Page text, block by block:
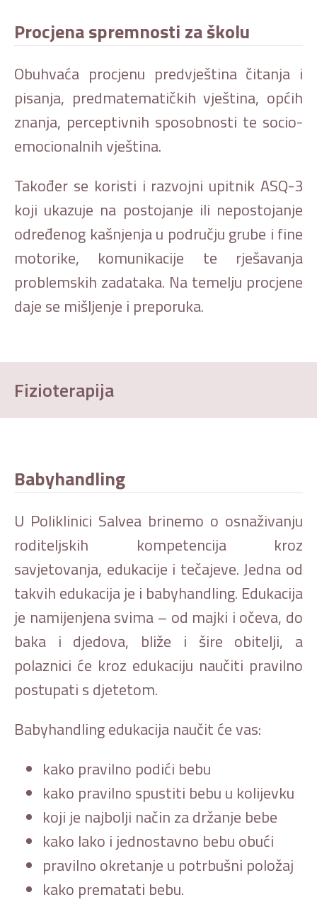
Procjena spremnosti za školu
Obuhvaća procjenu predvještina čitanja i
pisanja, predmatematičkih vještina, općih
znanja, perceptivnih sposobnosti te socio-
emocionalnih vještina.
Također se koristi i razvojni upitnik ASQ-3
koji ukazuje na postojanje ili nepostojanje
određenog kašnjenja u području grube i fine
motorike, komunikacije te rješavanja
problemskih zadataka. Na temelju procjene
daje se mišljenje i preporuka.
Fizioterapija
Babyhandling
U Poliklinici Salvea brinemo o osnaživanju
roditeljskih kompetencija kroz
savjetovanja, edukacije i tečajeve. Jedna od
takvih edukacija je i babyhandling. Edukacija
je namijenjena svima – od majki i očeva, do
baka i djedova, bliže i šire obitelji, a
polaznici će kroz edukaciju naučiti pravilno
postupati s djetetom.
Babyhandling edukacija naučit će vas:
kako pravilno podići bebu
kako pravilno spustiti bebu u kolijevku
koji je najbolji način za držanje bebe
kako lako i jednostavno bebu obući
pravilno okretanje u potrbušni položaj
kako prematati bebu.